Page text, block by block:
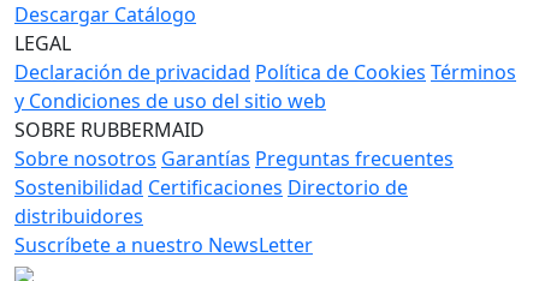
Descargar Catálogo
LEGAL
Declaración de privacidad Política de Cookies Términos
y Condiciones de uso del sitio web
SOBRE RUBBERMAID
Sobre nosotros Garantías Preguntas frecuentes
Sostenibilidad Certificaciones Directorio de
distribuidores
Suscríbete a nuestro NewsLetter